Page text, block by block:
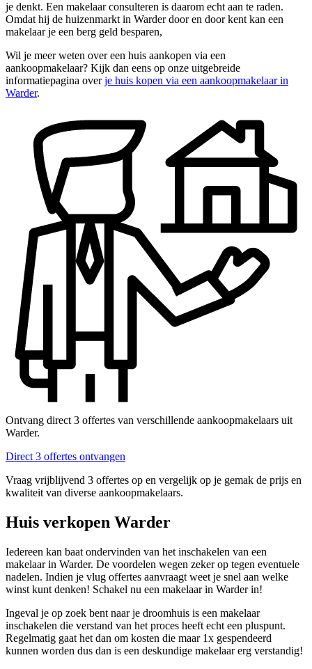
je denkt. Een makelaar consulteren is daarom echt aan te raden.
Omdat hij de huizenmarkt in Warder door en door kent kan een
makelaar je een berg geld besparen,
Wil je meer weten over een huis aankopen via een
aankoopmakelaar? Kijk dan eens op onze uitgebreide
informatiepagina overje huis kopen via een aankoopmakelaar in
Warder.
Ontvang direct 3 offertes van verschillende aankoopmakelaars uit
Warder.
Direct 3 offertes ontvangen
Vraag vrijblijvend 3 offertes op en vergelijk op je gemak de prijs en
kwaliteit van diverse aankoopmakelaars.
Huis verkopen Warder
Iedereen kan baat ondervinden van het inschakelen van een
makelaar in Warder. De voordelen wegen zeker op tegen eventuele
nadelen. Indien je vlug offertes aanvraagt weet je snel aan welke
winst kunt denken! Schakel nu een makelaar in Warder in!
Ingeval je op zoek bent naar je droomhuis is een makelaar
inschakelen die verstand van het proces heeft echt een pluspunt.
Regelmatig gaat het dan om kosten die maar 1x gespendeerd
kunnen worden dus dan is een deskundige makelaar erg verstandig!